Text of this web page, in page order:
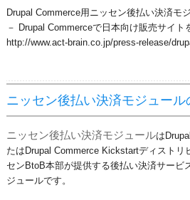
Drupal Commerce用ニッセン後払い決済モ
－ Drupal Commerceで日本向け販売サイト
http://www.act-brain.co.jp/press-release/
ニッセン後払い決済モジュー
ニッセン後払い決済モジュールは
たはDrupal Commerce Kickstartディストリ
センBtoB本部が提供する後払い決済サービ
ジュールです。